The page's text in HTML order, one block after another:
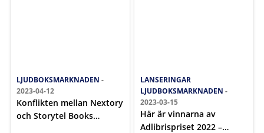
LJUDBOKSMARKNADEN -
2023-04-12
Konflikten mellan Nextory
och Storytel Books
LANSERINGAR
LJUDBOKSMARKNADEN -
2023-03-15
Här är vinnarna av
Adlibrispriset 2022 –